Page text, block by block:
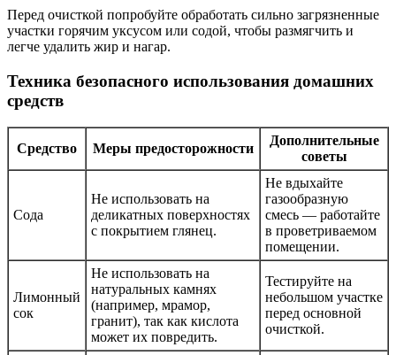
Перед очисткой попробуйте обработать сильно загрязненные
участки горячим уксусом или содой, чтобы размягчить и
легче удалить жир и нагар.
Техника безопасного использования домашних
средств
Средство Меры предосторожности
Дополнительные
советы
Сода
Не использовать на
деликатных поверхностях
с покрытием глянец.
Не вдыхайте
газообразную
смесь — работайте
в проветриваемом
помещении.
Лимонный
сок
Не использовать на
натуральных камнях
(например, мрамор,
гранит), так как кислота
может их повредить.
Тестируйте на
небольшом участке
перед основной
очисткой.